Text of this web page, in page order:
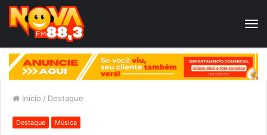
Início / Destaque
Destaque Música